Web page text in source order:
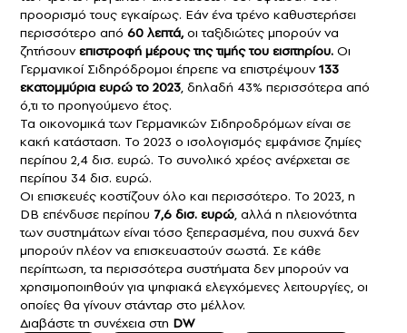
προορισμό τους εγκαίρως. Εάν ένα τρένο καθυστερήσει
περισσότερο από 60 λεπτά,οι ταξιδιώτες μπορούν να
ζητήσουνεπιστροφή μέρους της τιμής του εισιτηρίου. Οι
Γερμανικοί Σιδηρόδρομοι έπρεπε να επιστρέψουν133
εκατομμύρια ευρώ το 2023, δηλαδή 43% περισσότερα από
ό,τι το προηγούμενο έτος.
Τα οικονομικά των Γερμανικών Σιδηροδρόμων είναι σε
κακή κατάσταση. Το 2023 ο ισολογισμός εμφάνισε ζημίες
περίπου 2,4 δισ. ευρώ. Το συνολικό χρέος ανέρχεται σε
περίπου 34 δισ. ευρώ.
Οι επισκευές κοστίζουν όλο και περισσότερο. Το 2023, η
DB επένδυσε περίπου 7,6 δισ. ευρώ, αλλά η πλειονότητα
των συστημάτων είναι τόσο ξεπερασμένα, που συχνά δεν
μπορούν πλέον να επισκευαστούν σωστά. Σε κάθε
περίπτωση, τα περισσότερα συστήματα δεν μπορούν να
χρησιμοποιηθούν για ψηφιακά ελεγχόμενες λειτουργίες, οι
οποίες θα γίνουν στάνταρ στο μέλλον.
Διαβάστε τη συνέχεια στη DW